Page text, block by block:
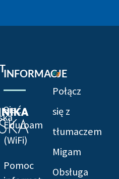
INFORMACJE
Sieć
Eduroam
(WiFi)
Pomoc
Połącz
się z
tłumaczem
Migam
Obsługa